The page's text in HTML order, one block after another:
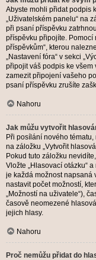
Abyste mohli přidat podpis
„Uživatelském panelu“ na
při psaní příspěvku
příspěvku připojíte. Pomocí
příspěvkům“, kterou
„Nastavení fóra“ v sekci
připojit váš podpis ke všem
zamezit připojení vašeho
psaní příspěvku zrušíte
Nahoru
Jak můžu vytvořit
Při posílání nového
na záložku „Vytvořit
Pokud tuto záložku
Vložte „Hlasovací otázku“
je každá možnost napsaná
nastavit počet možností,
„Možností na uživatele“),
časově neomezené
jejich hlasy.
Nahoru
Proč nemůžu přidat do